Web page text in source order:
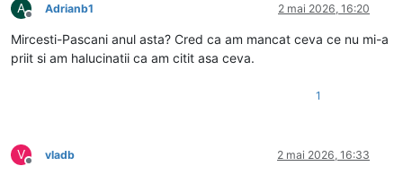
A
Deconectat
Adrianb1 2 mai 2026, 16:20
Mircesti-Pascani anul asta? Cred ca am mancat ceva ce nu mi-a
priit si am halucinatii ca am citit asa ceva.
1
V
Deconectat
vladb 2 mai 2026, 16:33